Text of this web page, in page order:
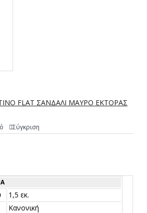
FLAT ΣΑΝΔΑΛΙ ΜΑΥΡΟ ΕΚΤΟΡΑΣ
Σύγκριση
1,5 εκ.
Κανονική